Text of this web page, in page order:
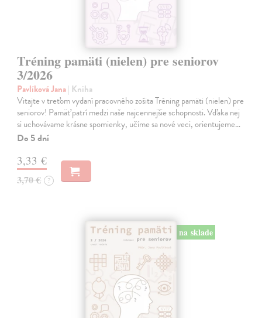
Tréning pamäti (nielen) pre seniorov
3/2026
Pavlíková Jana| Kniha
Vitajte v treťom vydaní pracovného zošita Tréning pamäti (nielen) pre
seniorov! Pamäť patrí medzi naše najcennejšie schopnosti. Vďaka nej
si uchovávame krásne spomienky, učíme sa nové veci, orientujeme…
Do 5 dní
3,33 €
3,70 € ?
na sklade